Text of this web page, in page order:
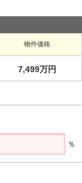
物件価格
7,499万円
％